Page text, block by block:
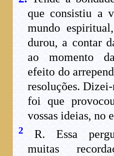
que consistiu a
mundo
durou, a contar
ao momento
efeito do
resoluções.
foi que
vossas ideias, no
2 R. Essa
muitas